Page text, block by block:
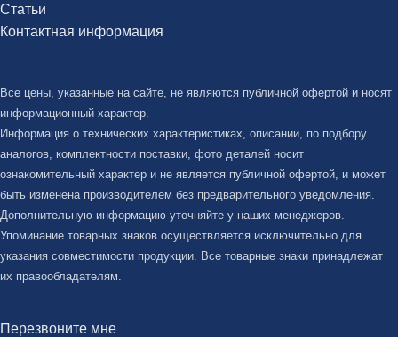
Статьи
Контактная информация
Все цены, указанные на сайте, не являются публичной офертой и носят
информационный характер.
Информация о технических характеристиках, описании, по подбору
аналогов, комплектности поставки, фото деталей носит
ознакомительный характер и не является публичной офертой, и может
быть изменена производителем без предварительного уведомления.
Дополнительную информацию уточняйте у наших менеджеров.
Упоминание товарных знаков осуществляется исключительно для
указания совместимости продукции. Все товарные знаки принадлежат
их правообладателям.
Перезвоните мне